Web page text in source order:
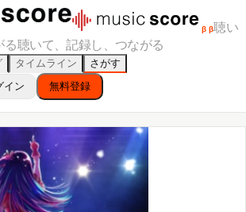
β β聴い
る聴いて、記録し、つながる
タイムライン
さがす
イン 無料登録
OP